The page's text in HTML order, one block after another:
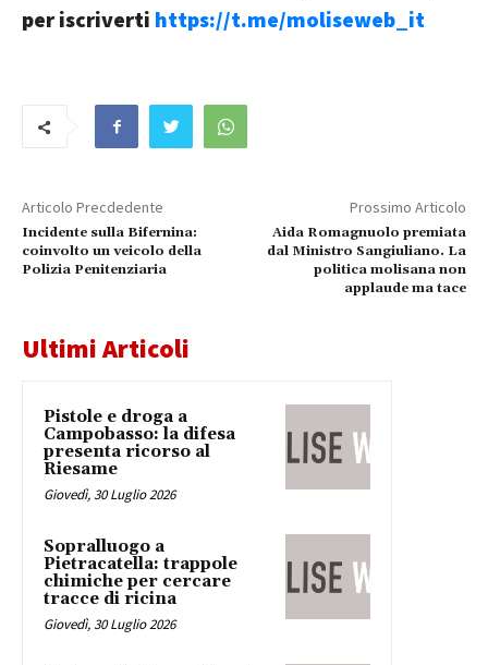
per iscriverti https://t.me/moliseweb_it
Articolo Precdedente
Incidente sulla Bifernina:
coinvolto un veicolo della
Polizia Penitenziaria
Prossimo Articolo
Aida Romagnuolo premiata
dal Ministro Sangiuliano. La
politica molisana non
applaude ma tace
Ultimi Articoli
Pistole e droga a
Campobasso: la difesa
presenta ricorso al
Riesame
Giovedì, 30 Luglio 2026
Sopralluogo a
Pietracatella: trappole
chimiche per cercare
tracce di ricina
Giovedì, 30 Luglio 2026